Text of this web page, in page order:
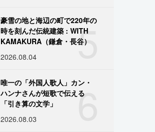
5
豪雪の地と海辺の町で220年の
時を刻んだ伝統建築 : WITH
KAMAKURA（鎌倉・長谷）
2026.08.04
6
唯一の「外国人歌人」カン・
ハンナさんが短歌で伝える
「引き算の文学」
2026.08.03